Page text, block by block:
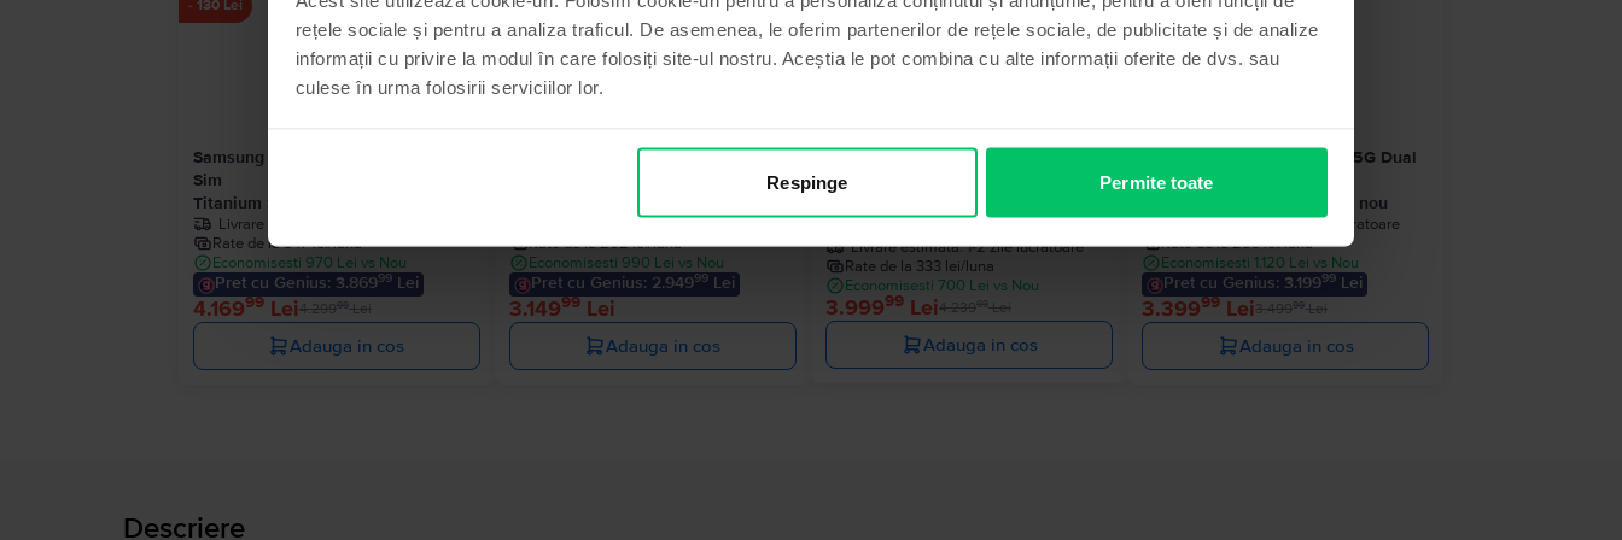
rețele sociale și pentru a analiza traficul. De asemenea, le oferim partenerilor de rețele sociale, de publicitate și de analize
informații cu privire la modul în care folosiți site-ul nostru. Aceștia le pot combina cu alte informații oferite de dvs. sau
culese în urma folosirii serviciilor lor.
Respinge Permite toate
- 130 Lei
Samsung Galaxy S25 Ultra 5G Dual
Sim
Titanium Silver Blue, 512 GB, Ca nou
Livrare estimata:
Rate de la 347 lei/luna
Economisesti 970 Lei vs Nou
Pret cu Genius: 3.86999Lei
4.16999Lei4.29999Lei
Adauga in cos
Samsung Galaxy S24 Ultra 5G Dual
Livrare estimata:1-2 zile lucratoare
Rate de la 262 lei/luna
Economisesti 990 Lei vs Nou
Pret cu Genius: 2.94999Lei
3.14999Lei
Adauga in cos
- 240 Lei
Samsung Galaxy S25 Ultra 5G Dual
Sim
Livrare estimata:1-2 zile lucratoare
Rate de la 333 lei/luna
Economisesti 700 Lei vs Nou
3.99999 Lei4.23999Lei
Adauga in cos
- 100 Lei
Samsung Galaxy S24 Ultra 5G Dual
Sim
Black Titanium, 512 GB, Ca nou
Livrare estimata:1-2 zile lucratoare
Rate de la 283 lei/luna
Economisesti 1.120 Lei vs Nou
Pret cu Genius: 3.19999 Lei
3.39999 Lei3.49999Lei
Adauga in cos
Descriere